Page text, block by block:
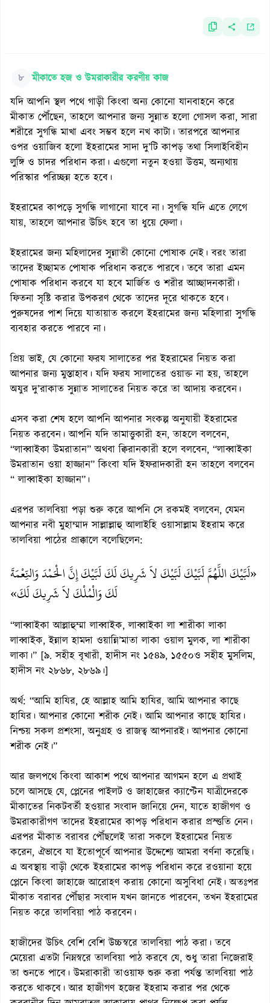
৮ মীকাতে হজ ও উমরাকারীর করণীয় কাজ
যদি আপনি স্থল পথে গাড়ী কিংবা অন্য কোনো যানবাহনে করে
মীকাত পৌঁছেন, তাহলে আপনার জন্য সুন্নাত হলো গোসল করা, সারা
শরীরে সুগন্ধি মাখা এবং সম্ভব হলে নখ কাটা। তারপরে আপনার
ওপর ওয়াজিব হলো ইহরামের সাদা দু’টি কাপড় তথা সিলাইবিহীন
লুঙ্গি ও চাদর পরিধান করা। এগুলো নতুন হওয়া উত্তম, অন্যথায়
পরিস্কার পরিচ্ছন্ন হতে হবে।
ইহরামের কাপড়ে সুগন্ধি লাগানো যাবে না। সুগন্ধি যদি এতে লেগে
যায়, তাহলে আপনার উচিৎ হবে তা ধুয়ে ফেলা।
ইহরামের জন্য মহিলাদের সুন্নাতী কোনো পোষাক নেই। বরং তারা
তাদের ইচ্ছামত পোষাক পরিধান করতে পারবে। তবে তারা এমন
পোষাক পরিধান করবে যা হবে মার্জিত ও শরীর আচ্ছাদনকারী।
ফিতনা সৃষ্টি করার উপকরণ থেকে তাদের দূরে থাকতে হবে।
পুরুষদের পাশ দিয়ে যাতায়াত করলে ইহরামের জন্য মহিলারা সুগন্ধি
ব্যবহার করতে পারবে না।
প্রিয় ভাই, যে কোনো ফরয সালাতের পর ইহরামের নিয়ত করা
আপনার জন্য মুস্তাহাব। যদি ফরয সালাতের ওয়াক্ত না হয়, তাহলে
অযুর দু’রাকাত সুন্নাত সালাতের নিয়ত করে তা আদায় করবেন।
এসব করা শেষ হলে আপনি আপনার সংকল্প অনুযায়ী ইহরামের
নিয়ত করবেন। আপনি যদি তামাত্তুকারী হন, তাহলে বলবেন,
“লাব্বাইকা উমরাতান” অথবা ক্বিরানকারী হলে বলবেন, “লাব্বাইকা
উমরাতান ওয়া হাজ্জান” কিংবা যদি ইফরাদকারী হন তাহলে বলবেন
“ লাব্বাইকা হাজ্জান”।
এরপর তালবিয়া পড়া শুরু করে আপনি সে রকমই বলবেন, যেমন
আপনার নবী মুহাম্মাদ সাল্লাল্লাহু আলাইহি ওয়াসাল্লাম ইহরাম করে
তালবিয়া পাঠের প্রাক্কালে বলেছিলেন:
«لَبَّيْكَ اللَّهُمَّ لَبَّيْكَ لَبَّيْكَ لاَ شَرِيكَ لَكَ لَبَّيْكَ إِنَّ الْحَمْدَ وَالنِّعْمَةَ
لَكَ وَالْمُلْكَ لاَ شَرِيكَ لَكَ»
“লাব্বাইকা আল্লাহুম্মা লাব্বাইক, লাব্বাইকা লা শারীকা লাকা
লাব্বাইক, ইন্নাল হামদা ওয়ান্নি’মাতা লাকা ওয়াল মুলক, লা শারীকা
লাকা।” [৯. সহীহ বৃখারী, হাদীস নং ১৫৪৯, ১৫৫০ও সহীহ মুসলিম,
হাদীস নং ২৮৬৮, ২৮৬৯।]
অর্থ: “আমি হাযির, হে আল্লাহ আমি হাযির, আমি আপনার কাছে
হাযির। আপনার কোনো শরীক নেই। আমি আপনার কাছে হাযির।
নিশ্চয় সকল প্রশংসা, অনুগ্রহ ও রাজত্ব আপনারই। আপনার কোনো
শরীক নেই।”
আর জলপথে কিংবা আকাশ পথে আপনার আগমন হলে এ প্রথাই
চলে আসছে যে, প্লেনের পাইলট ও জাহাজের ক্যাপ্টেন যাত্রীদেরকে
মীকাতের নিকটবর্তী হওয়ার সংবাদ জানিয়ে দেন, যাতে হাজীগণ ও
উমরাকারীগণ তাদের ইহরামের কাপড় পরিধান করার প্রস্ত্ততি নেন।
এরপর মীকাত বরাবর পৌঁছলেই তারা সকলে ইহরামের নিয়ত
করেন, ঐভাবে যা ইতোপূর্বে আপনার উদ্দেশ্যে আমরা বর্ণনা করেছি।
এ অবস্থায় বাড়ী থেকে ইহরামের কাপড় পরিধান করে রওয়ানা হয়ে
প্লেনে কিংবা জাহাজে আরোহণ করায় কোনো অসুবিধা নেই। অতঃপর
মীকাত বরাবর পৌঁছার সংবাদ যখন জানতে পারবেন, তখন ইহরামের
নিয়ত করে তালবিয়া পাঠ করবেন।
হাজীদের উচিৎ বেশি বেশি উচ্চস্বরে তালবিয়া পাঠ করা। তবে
মেয়েরা এতটা নিম্নস্বরে তালবিয়া পাঠ করবে যে, শুধু তারা নিজেরাই
তা শুনতে পাবে। উমরাকারী তাওয়াফ শুরু করা পর্যন্ত তালবিয়া পাঠ
করতে থাকবে। আর হাজীগণ হজের ইহরাম করার পর থেকে